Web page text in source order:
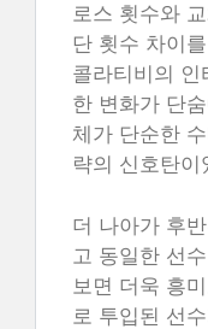
로스 횟수와
단 횟수 차이
콜라티비의 인
한 변화가 단
체가 단순한
략의 신호탄
더 나아가 후
고 동일한 선
보면 더욱 흥
로 투입된 선